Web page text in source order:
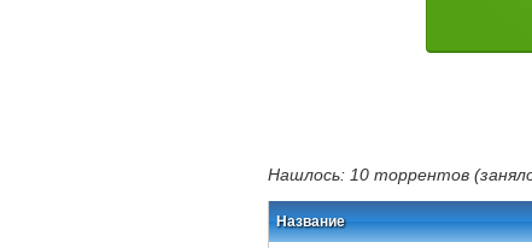
Нашлось: 10 торрентов (заняло
Название